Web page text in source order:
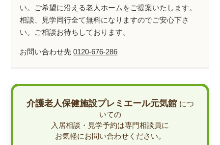
い。ご希望に沿える老人ホームをご提案いたします。
相談、見学同行全て無料になりますのでご安心下さ
い。ご相談お待ちしております。
お問い合わせ先0120-676-286
介護老人保健施設プレミエール元気館 につ
いての
入居相談・見学予約は専門相談員に
お気軽にお問い合わせください。